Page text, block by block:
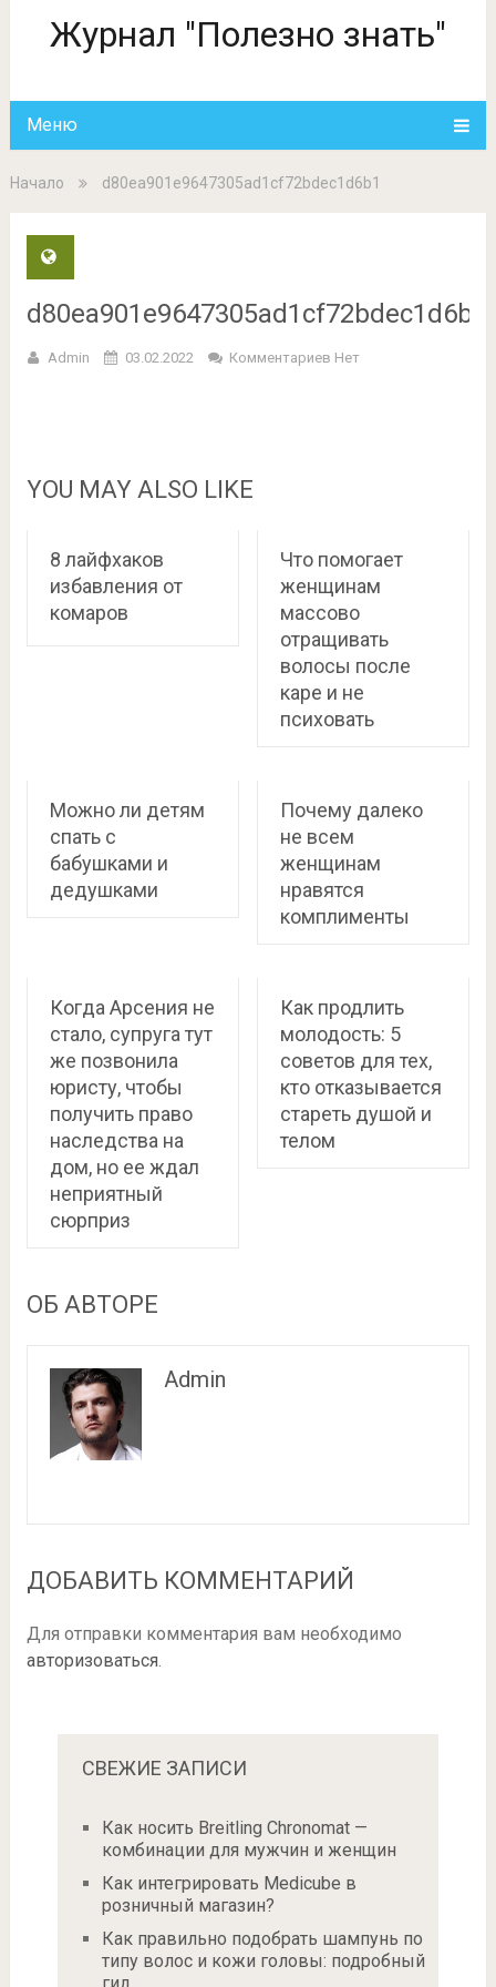
Журнал "Полезно знать"
Меню
Начало d80ea901e9647305ad1cf72bdec1d6b1
d80ea901e9647305ad1cf72bdec1d6b1
Admin 03.02.2022 Комментариев Нет
YOU MAY ALSO LIKE
8 лайфхаков
избавления от
комаров
Что помогает
женщинам
массово
отращивать
волосы после
каре и не
психовать
Можно ли детям
спать с
бабушками и
дедушками
Почему далеко
не всем
женщинам
нравятся
комплименты
Когда Арсения не
стало, супруга тут
же позвонила
юристу, чтобы
получить право
наследства на
дом, но ее ждал
неприятный
сюрприз
Как продлить
молодость: 5
советов для тех,
кто отказывается
стареть душой и
телом
ОБ АВТОРЕ
Admin
ДОБАВИТЬ КОММЕНТАРИЙ
Для отправки комментария вам необходимо
авторизоваться.
СВЕЖИЕ ЗАПИСИ
Как носить Breitling Chronomat —
комбинации для мужчин и женщин
Как интегрировать Medicube в
розничный магазин?
Как правильно подобрать шампунь по
типу волос и кожи головы: подробный